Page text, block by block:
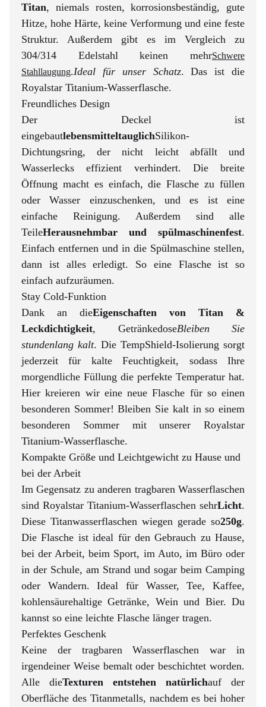
Titan, niemals rosten, korrosionsbeständig, gute
Hitze, hohe Härte, keine Verformung und eine feste
Struktur. Außerdem gibt es im Vergleich zu
304/314 Edelstahl keinen mehrSchwere
Stahllaugung.Ideal für unser Schatz. Das ist die
Royalstar Titanium-Wasserflasche.
Freundliches Design
Der Deckel ist
eingebautlebensmitteltauglichSilikon-
Dichtungsring, der nicht leicht abfällt und
Wasserlecks effizient verhindert. Die breite
Öffnung macht es einfach, die Flasche zu füllen
oder Wasser einzuschenken, und es ist eine
einfache Reinigung. Außerdem sind alle
TeileHerausnehmbar und spülmaschinenfest.
Einfach entfernen und in die Spülmaschine stellen,
dann ist alles erledigt. So eine Flasche ist so
einfach aufzuräumen.
Stay Cold-Funktion
Dank an dieEigenschaften von Titan &
Leckdichtigkeit, GetränkedoseBleiben Sie
stundenlang kalt. Die TempShield-Isolierung sorgt
jederzeit für kalte Feuchtigkeit, sodass Ihre
morgendliche Füllung die perfekte Temperatur hat.
Hier kreieren wir eine neue Flasche für so einen
besonderen Sommer! Bleiben Sie kalt in so einem
besonderen Sommer mit unserer Royalstar
Titanium-Wasserflasche.
Kompakte Größe und Leichtgewicht zu Hause und
bei der Arbeit
Im Gegensatz zu anderen tragbaren Wasserflaschen
sind Royalstar Titanium-Wasserflaschen sehrLicht.
Diese Titanwasserflaschen wiegen gerade so250g.
Die Flasche ist ideal für den Gebrauch zu Hause,
bei der Arbeit, beim Sport, im Auto, im Büro oder
in der Schule, am Strand und sogar beim Camping
oder Wandern. Ideal für Wasser, Tee, Kaffee,
kohlensäurehaltige Getränke, Wein und Bier. Du
kannst so eine leichte Flasche länger tragen.
Perfektes Geschenk
Keine der tragbaren Wasserflaschen war in
irgendeiner Weise bemalt oder beschichtet worden.
Alle dieTexturen entstehen natürlichauf der
Oberfläche des Titanmetalls, nachdem es bei hoher